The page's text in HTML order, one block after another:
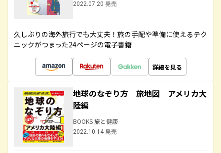
2022.07.20 発売
久しぶりの海外旅行でも大丈夫！旅の手配や準備に使えるテク
ニックがつまった24ページの電子書籍
詳細を見る
地球のなぞり方 旅地図 アメリカ大
陸編
BOOKS 旅と健康
2022.10.14 発売